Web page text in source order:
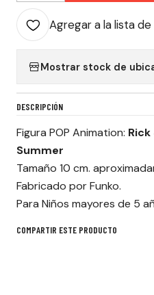
Agregar a la lista
Mostrar stock de
DESCRIPCIÓN
Figura POP Animation:
Summer
Tamaño 10 cm.
Fabricado por Funko.
Para Niños mayores de 5
COMPARTIR ESTE PRODUCTO